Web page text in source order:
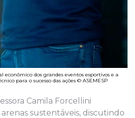
econômico dos grandes eventos esportivos e a
para o sucesso das ações © ASEMESP
Camila Forcellini
sustentáveis, discutindo